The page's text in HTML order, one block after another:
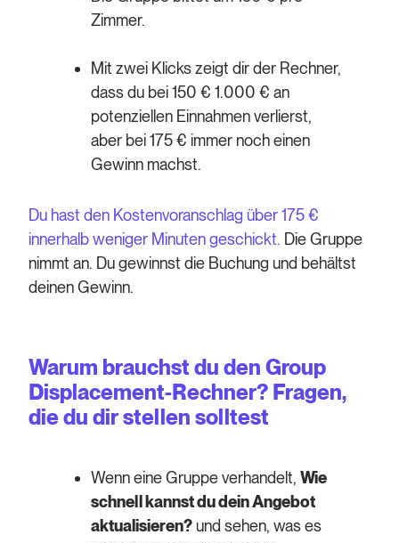
Zimmer.
Mit zwei Klicks zeigt dir der Rechner,
dass du bei 150 € 1.000 € an
potenziellen Einnahmen verlierst,
aber bei 175 € immer noch einen
Gewinn machst.
Du hast den Kostenvoranschlag über 175 €
innerhalb weniger Minuten geschickt. Die Gruppe
nimmt an. Du gewinnst die Buchung und behältst
deinen Gewinn.
Warum brauchst du den Group
Displacement-Rechner? Fragen,
die du dir stellen solltest
Wenn eine Gruppe verhandelt,Wie
schnell kannst du dein Angebot
aktualisieren? und sehen, was es